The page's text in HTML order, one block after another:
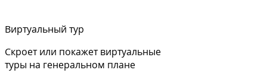
Виртуальный тур
Скроет или покажет виртуальные
туры на генеральном плане